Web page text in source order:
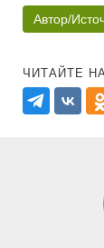
Автор/
ЧИТАЙТЕ